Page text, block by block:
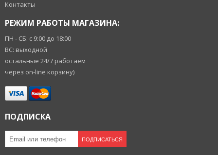
Контакты
РЕЖИМ РАБОТЫ МАГАЗИНА:
ПН - СБ: с 9:00 до 18:00
ВС: выходной
остальные 24/7 работаем
через on-line корзину)
ПОДПИСКА
ПОДПИСАТЬСЯ